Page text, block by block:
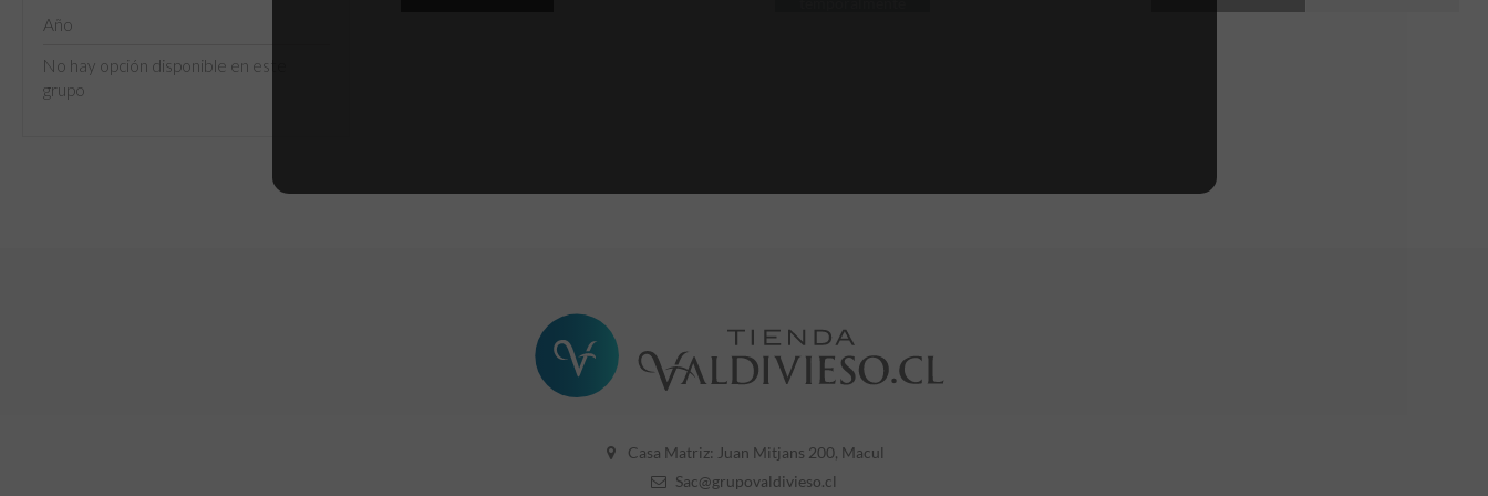
Año
No hay opción disponible en este
grupo
Casa Matriz: Juan Mitjans 200, Macul
Sac@grupovaldivieso.cl